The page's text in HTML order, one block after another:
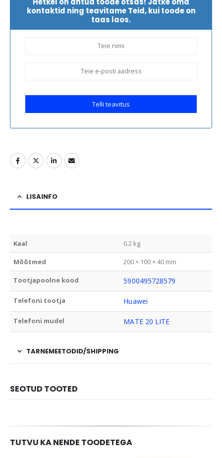
kontaktid ning teavitame Teid, kui toode on
taas laos.
Telli teavitus
LISAINFO
Kaal 0.2 kg
Mõõtmed 200 × 100 × 40 mm
Tootjapoolne kood 5900495728579
Telefoni tootja Huawei
Telefoni mudel MATE 20 LITE
TARNEMEETODID/SHIPPING
SEOTUD TOOTED
TUTVU KA NENDE TOODETEGA